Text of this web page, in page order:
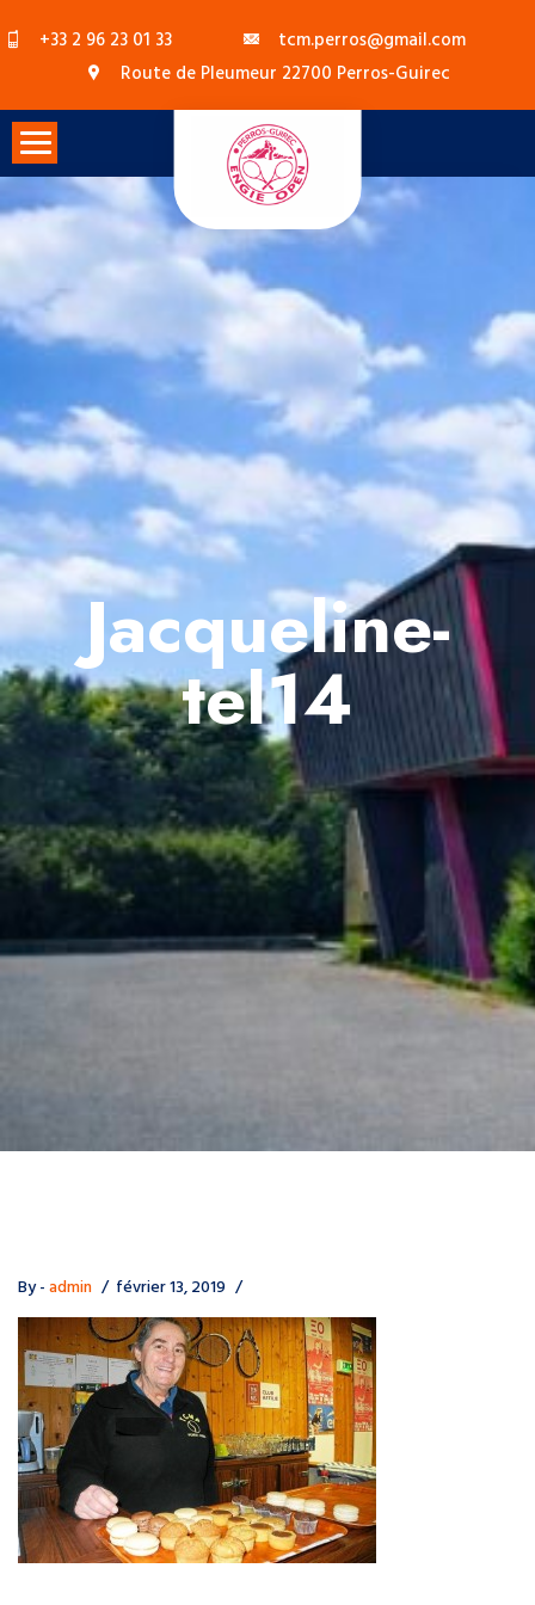
to
+33 2 96 23 01 33
tcm.perros@gmail.com
Route de Pleumeur 22700 Perros-Guirec
Jacqueline-
tel14
By -admin février 13, 2019